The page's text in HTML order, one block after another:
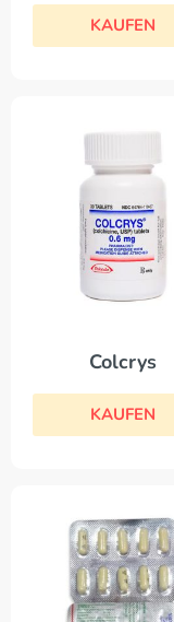
KAUFEN
Colcrys
KAUFEN